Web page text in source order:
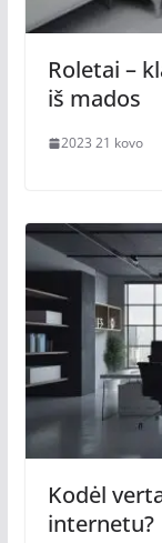
Roletai –
iš mados
2023 21 kovo
Kodėl
internetu?